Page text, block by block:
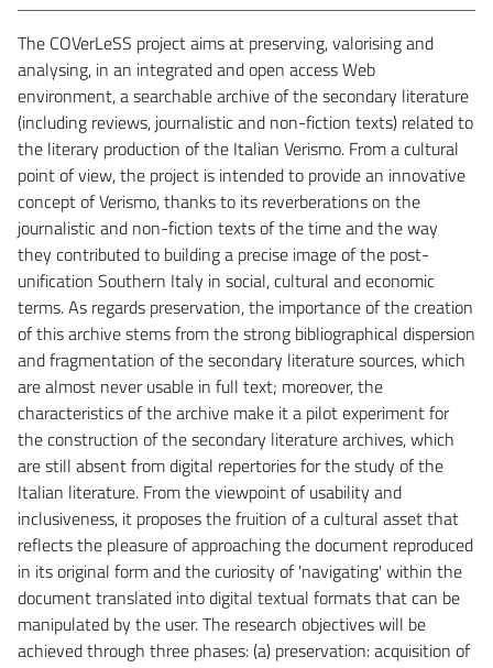
The COVerLeSS project aims at preserving, valorising and
analysing, in an integrated and open access Web
environment, a searchable archive of the secondary literature
(including reviews, journalistic and non-fiction texts) related to
the literary production of the Italian Verismo. From a cultural
point of view, the project is intended to provide an innovative
concept of Verismo, thanks to its reverberations on the
journalistic and non-fiction texts of the time and the way
they contributed to building a precise image of the post-
unification Southern Italy in social, cultural and economic
terms. As regards preservation, the importance of the creation
of this archive stems from the strong bibliographical dispersion
and fragmentation of the secondary literature sources, which
are almost never usable in full text; moreover, the
characteristics of the archive make it a pilot experiment for
the construction of the secondary literature archives, which
are still absent from digital repertories for the study of the
Italian literature. From the viewpoint of usability and
inclusiveness, it proposes the fruition of a cultural asset that
reflects the pleasure of approaching the document reproduced
in its original form and the curiosity of 'navigating' within the
document translated into digital textual formats that can be
manipulated by the user. The research objectives will be
achieved through three phases: (a) preservation: acquisition of